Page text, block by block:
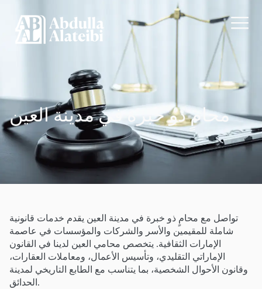
محامٍ ذو خبرة في مدينة العين
تواصل مع محامٍ ذو خبرة في مدينة العين يقدم خدمات قانونية
شاملة للمقيمين والأسر والشركات والمؤسسات في عاصمة
الإمارات الثقافية. يتخصص محامي العين لدينا في القانون
الإماراتي التقليدي، وتأسيس الأعمال، ومعاملات العقارات،
وقانون الأحوال الشخصية، بما يتناسب مع الطابع التاريخي لمدينة
الحدائق.